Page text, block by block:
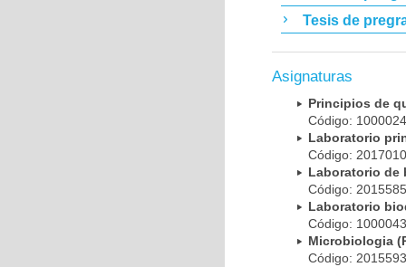
Tesis de
Asignaturas
Principios de
Código:
Laboratorio
Código:
Laboratorio de
Código:
Laboratorio
Código:
Microbiologia
Código: